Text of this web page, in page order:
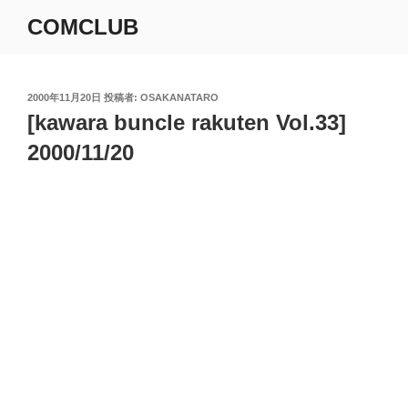
COMCLUB
投
稿
日:
2000年11月20日 投稿者: OSAKANATARO
[kawara buncle rakuten Vol.33]
2000/11/20